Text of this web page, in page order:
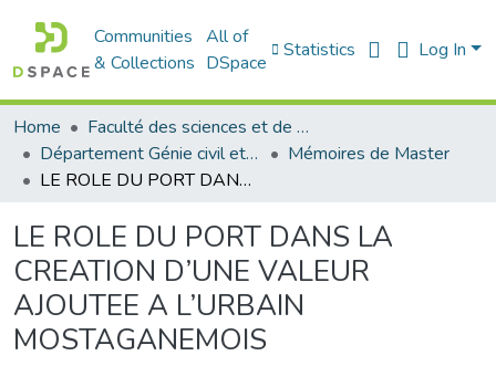
Communities
& Collections
All of
DSpace
Statistics Log In
Home
Faculté des sciences et de la technologie
Département Génie civil et Architecture
Mémoires de Master
LE ROLE DU PORT DANS LA CREATION D’UNE VALEUR AJOUTEE A L’URBAIN MOSTAGANEMOIS
LE ROLE DU PORT DANS LA
CREATION D’UNE VALEUR
AJOUTEE A L’URBAIN
MOSTAGANEMOIS